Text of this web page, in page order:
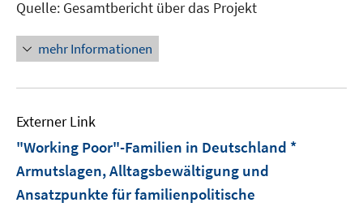
Quelle: Gesamtbericht über das Projekt
mehr Informationen
Externer Link
"Working Poor"-Familien in Deutschland *
Armutslagen, Alltagsbewältigung und
Ansatzpunkte für familienpolitische